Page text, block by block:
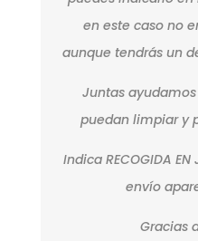
en este caso no
aunque tendrás un
Juntas
puedan limpiar y
Indica RECOGIDA
envío
Gracias